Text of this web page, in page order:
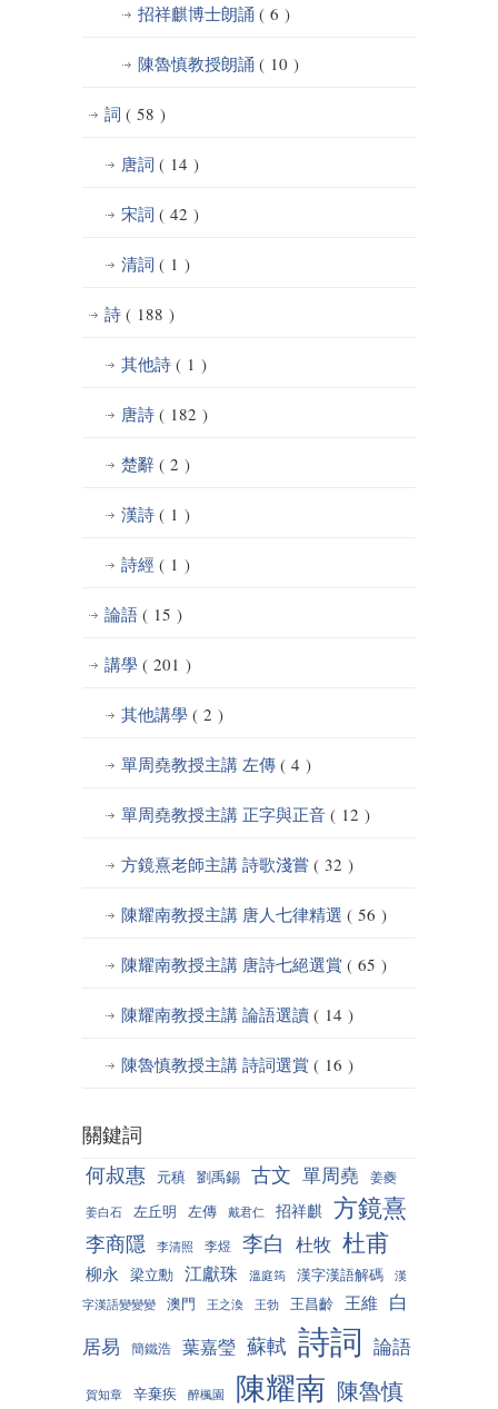
招祥麒博士朗誦 ( 6 )
陳魯慎教授朗誦 ( 10 )
詞 ( 58 )
唐詞 ( 14 )
宋詞 ( 42 )
清詞 ( 1 )
詩 ( 188 )
其他詩 ( 1 )
唐詩 ( 182 )
楚辭 ( 2 )
漢詩 ( 1 )
詩經 ( 1 )
論語 ( 15 )
講學 ( 201 )
其他講學 ( 2 )
單周堯教授主講 左傳 ( 4 )
單周堯教授主講 正字與正音 ( 12 )
方鏡熹老師主講 詩歌淺嘗 ( 32 )
陳耀南教授主講 唐人七律精選 ( 56 )
陳耀南教授主講 唐詩七絕選賞 ( 65 )
陳耀南教授主講 論語選讀 ( 14 )
陳魯慎教授主講 詩詞選賞 ( 16 )
關鍵詞
何叔惠 元稹 劉禹錫 古文 單周堯 姜夔
姜白石 左丘明 左傳 戴君仁 招祥麒 方鏡熹
李商隱 李清照 李煜 李白 杜牧 杜甫
柳永 梁立勳 江獻珠 溫庭筠 漢字漢語解碼
漢
字漢語變變變
澳門 王之渙 王勃 王昌齡 王維 白
居易
簡鐵浩 葉嘉瑩 蘇軾 詩詞 論語
賀知章 辛棄疾 醉楓園 陳耀南 陳魯慎